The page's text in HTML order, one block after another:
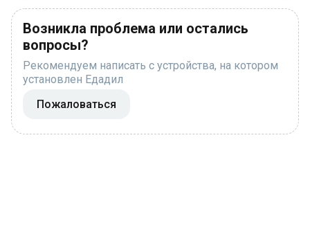
Возникла проблема или остались
вопросы?
Рекомендуем написать с устройства, на котором
установлен Едадил
Пожаловаться